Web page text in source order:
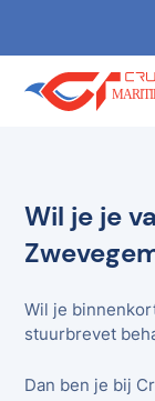
Wil je je
Wil je
stuurbrevet
Dan ben je bij